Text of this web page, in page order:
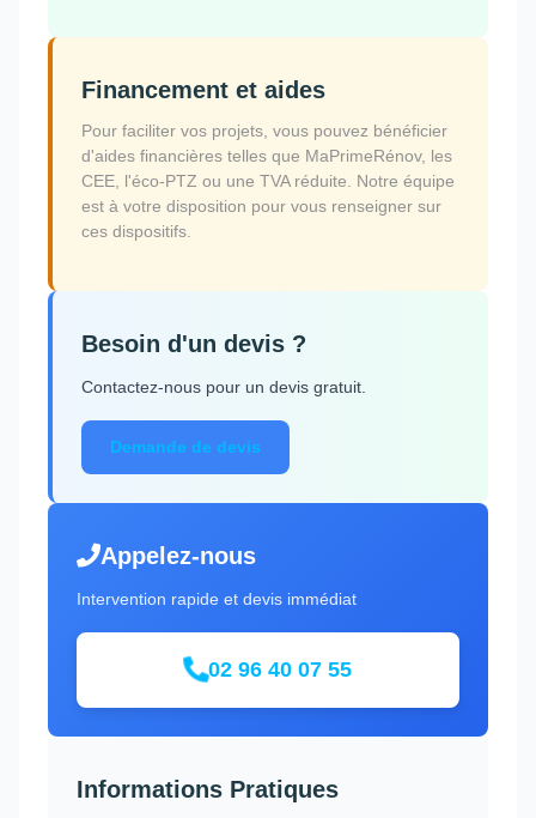
Financement et aides
Pour faciliter vos projets, vous pouvez bénéficier
d'aides financières telles que MaPrimeRénov, les
CEE, l'éco-PTZ ou une TVA réduite. Notre équipe
est à votre disposition pour vous renseigner sur
ces dispositifs.
Besoin d'un devis ?
Contactez-nous pour un devis gratuit.
Demande de devis
Appelez-nous
Intervention rapide et devis immédiat
02 96 40 07 55
Informations Pratiques